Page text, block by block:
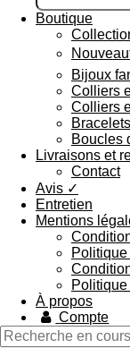
Boutique
Bijoux
Colliers
Colliers
Boucles
Livraisons et
Contact
Avis ✓
Entretien
Mentions
Politique
À propos
Compte